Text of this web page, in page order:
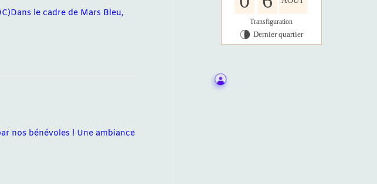
le cadre de Mars Bleu,
nos bénévoles ! Une ambiance
Transfiguration
U Dernier quartier